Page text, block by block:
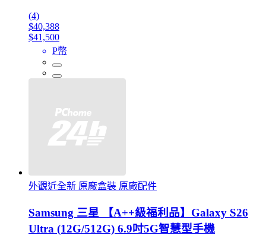
(4)
$40,388
$41,500
P幣
外觀近全新 原廠盒裝 原廠配件
Samsung 三星 【A++級福利品】Galaxy S26
Ultra (12G/512G) 6.9吋5G智慧型手機